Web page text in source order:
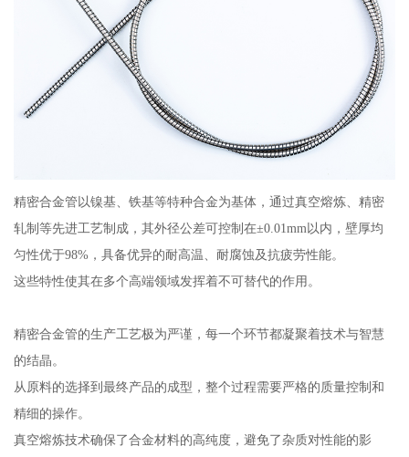
精密合金管以镍基、铁基等特种合金为基体，通过真空熔炼、精密
轧制等先进工艺制成，其外径公差可控制在±0.01mm以内，壁厚均
匀性优于98%，具备优异的耐高温、耐腐蚀及抗疲劳性能。
这些特性使其在多个高端领域发挥着不可替代的作用。
精密合金管的生产工艺极为严谨，每一个环节都凝聚着技术与智慧
的结晶。
从原料的选择到最终产品的成型，整个过程需要严格的质量控制和
精细的操作。
真空熔炼技术确保了合金材料的高纯度，避免了杂质对性能的影